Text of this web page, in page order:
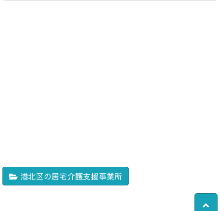
港北区の居宅介護支援事業所